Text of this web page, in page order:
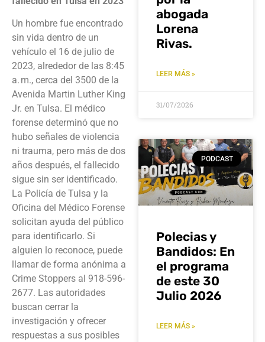
Un hombre fue encontrado
sin vida dentro de un
vehículo el 16 de julio de
2023, alrededor de las 8:45
a. m., cerca del 3500 de la
Avenida Martin Luther King
Jr. en Tulsa. El médico
forense determinó que no
hubo señales de violencia
ni trauma, pero más de dos
años después, el fallecido
sigue sin ser identificado.
La Policía de Tulsa y la
Oficina del Médico Forense
solicitan ayuda del público
para identificarlo. Si
alguien lo reconoce, puede
llamar de forma anónima a
Crime Stoppers al 918-596-
2677. Las autoridades
buscan cerrar la
investigación y ofrecer
respuestas a sus posibles
abogada
Lorena
Rivas.
LEER MÁS »
31/07/2026
PODCAST
Polecias y
Bandidos: En
el programa
de este 30
Julio 2026
LEER MÁS »